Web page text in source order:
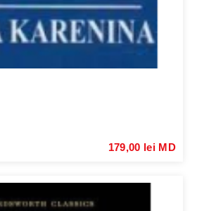
179,00 lei MD